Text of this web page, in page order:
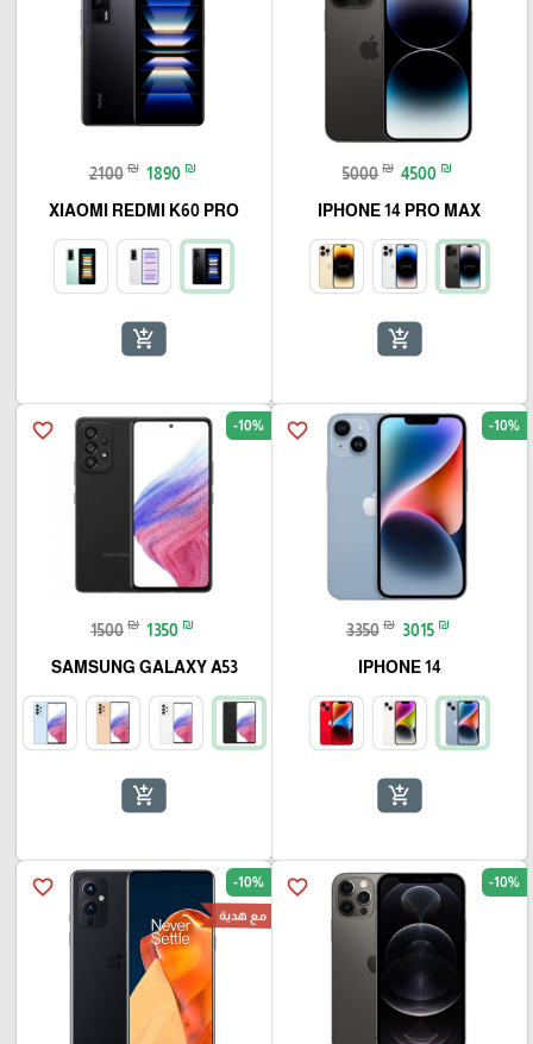
5000 ₪ 4500 ₪
IPHONE 14 PRO MAX
add_shopping_cart
2100 ₪ 1890 ₪
XIAOMI REDMI K60 PRO
add_shopping_cart
favorite_border -10%
3350 ₪ 3015 ₪
IPHONE 14
add_shopping_cart
favorite_border -10%
1500 ₪ 1350 ₪
SAMSUNG GALAXY A53
add_shopping_cart
favorite_border -10%
favorite_border -10%
مع هدية